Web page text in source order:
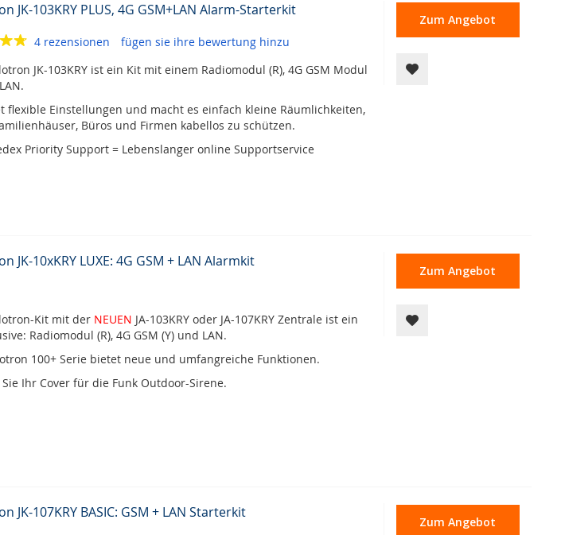
JK-103KRY PLUS, 4G GSM+LAN Alarm-Starterkit
4 rezensionen
fügen sie ihre bewertung hinzu
JK-103KRY ist ein Kit mit einem Radiomodul (R), 4G GSM Modul
flexible Einstellungen und macht es einfach kleine Räumlichkeiten,
Büros und Firmen kabellos zu schützen.
Priority Support = Lebenslanger online Supportservice
Zum Angebot
JK-10xKRY LUXE: 4G GSM + LAN Alarmkit
Kit mit der NEUEN JA-103KRY oder JA-107KRY Zentrale ist ein
Radiomodul (R), 4G GSM (Y) und LAN.
100+ Serie bietet neue und umfangreiche Funktionen.
Ihr Cover für die Funk Outdoor-Sirene.
Zum Angebot
JK-107KRY BASIC: GSM + LAN Starterkit
Zum Angebot